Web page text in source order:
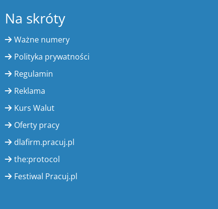
Na skróty
Ważne numery
Polityka prywatności
Regulamin
Reklama
Kurs Walut
Oferty pracy
dlafirm.pracuj.pl
the:protocol
Festiwal Pracuj.pl